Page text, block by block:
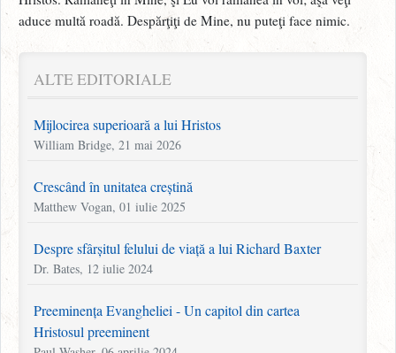
aduce multă roadă. Despărţiţi de Mine, nu puteţi face nimic.
ALTE EDITORIALE
Mijlocirea superioară a lui Hristos
William Bridge, 21 mai 2026
Crescând în unitatea creștină
Matthew Vogan, 01 iulie 2025
Despre sfârșitul felului de viață a lui Richard Baxter
Dr. Bates, 12 iulie 2024
Preeminența Evangheliei - Un capitol din cartea
Hristosul preeminent